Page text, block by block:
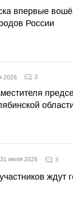
впервые
России
2026 3
31 июля 2026 3
ждут